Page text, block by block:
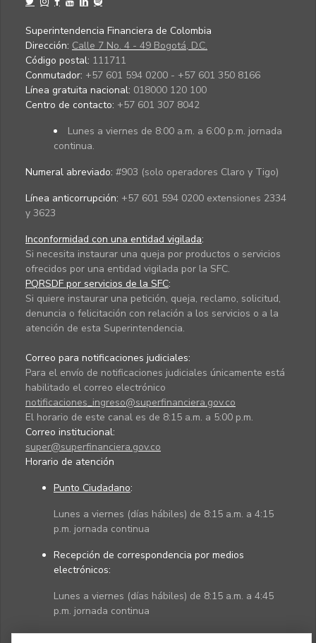
Superintendencia Financiera de Colombia
Dirección: Calle 7 No. 4 - 49 Bogotá, D.C.
Código postal: 111711
Conmutador: +57 601 594 0200 - +57 601 350 8166
Línea gratuita nacional: 018000 120 100
Centro de contacto: +57 601 307 8042
Lunes a viernes de 8:00 a.m. a 6:00 p.m. jornada
continua.
Numeral abreviado: #903 (solo operadores Claro y Tigo)
Línea anticorrupción: +57 601 594 0200 extensiones 2334
y 3623
Inconformidad con una entidad vigilada:
Si necesita instaurar una queja por productos o servicios
ofrecidos por una entidad vigilada por la SFC.
PQRSDF por servicios de la SFC:
Si quiere instaurar una petición, queja, reclamo, solicitud,
denuncia o felicitación con relación a los servicios o a la
atención de esta Superintendencia.
Correo para notificaciones judiciales:
Para el envío de notificaciones judiciales únicamente está
habilitado el correo electrónico
notificaciones_ingreso@superfinanciera.gov.co
El horario de este canal es de 8:15 a.m. a 5:00 p.m.
Correo institucional:
super@superfinanciera.gov.co
Horario de atención
Punto Ciudadano:
Lunes a viernes (días hábiles) de 8:15 a.m. a 4:15
p.m. jornada continua
Recepción de correspondencia por medios
electrónicos:
Lunes a viernes (días hábiles) de 8:15 a.m. a 4:45
p.m. jornada continua